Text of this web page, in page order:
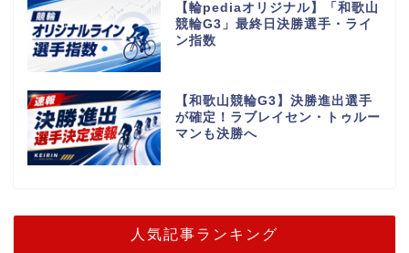
【輪pediaオリジナル】「和歌山
競輪G3」最終日決勝選手・ライ
ン指数
【和歌山競輪G3】決勝進出選手
が確定！ラブレイセン・トゥルー
マンも決勝へ
人気記事ランキング